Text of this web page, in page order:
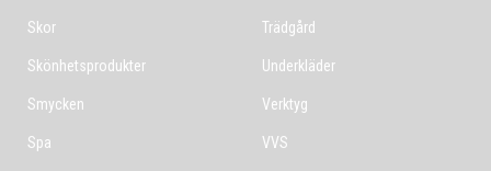
Skor
Skönhetsprodukter
Smycken
Spa
Trädgård
Underkläder
Verktyg
VVS